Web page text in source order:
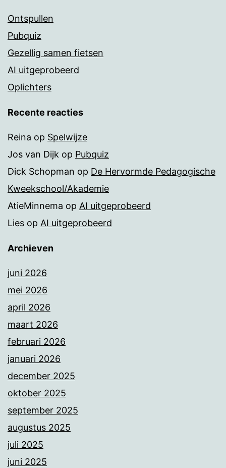
Ontspullen
Pubquiz
Gezellig samen fietsen
AI uitgeprobeerd
Oplichters
Recente reacties
Reina op Spelwijze
Jos van Dijk op Pubquiz
Dick Schopman op De Hervormde Pedagogische
Kweekschool/Akademie
AtieMinnema op AI uitgeprobeerd
Lies op AI uitgeprobeerd
Archieven
juni 2026
mei 2026
april 2026
maart 2026
februari 2026
januari 2026
december 2025
oktober 2025
september 2025
augustus 2025
juli 2025
juni 2025